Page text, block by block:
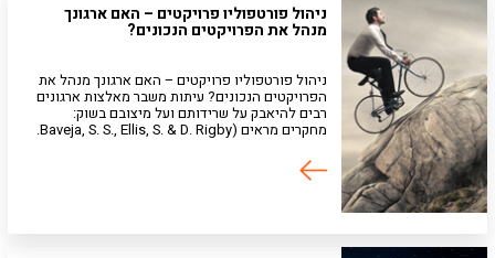
ניהול פורטפוליו פרויקטים – האם ארגונך
מנהל את הפרויקטים הנכונים?
ניהול פורטפוליו פרויקטים – האם ארגונך מנהל את
הפרויקטים הנכונים? עיתות משבר מאלצות ארגונים
רבים להיאבק על שרידותם ועל מיצובם בשוק:
מחקרים מראים (Baveja, S. S., Ellis, S. & D. Rigby.